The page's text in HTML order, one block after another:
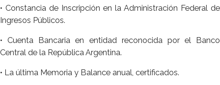
• Constancia de Inscripción en la Administración Federal de
Ingresos Públicos.
• Cuenta Bancaria en entidad reconocida por el Banco
Central de la República Argentina.
• La última Memoria y Balance anual, certificados.